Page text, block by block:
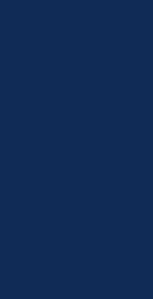
gegründet. Sie sind
Kölner Kulturbetriebes